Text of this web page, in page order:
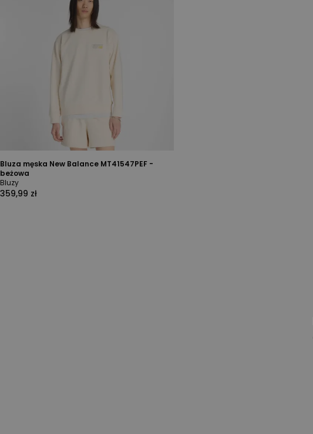
Bluza męska New Balance MT41547PEF -
beżowa
Bluzy
359,99 zł